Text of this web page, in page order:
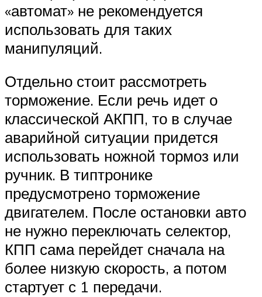
«автомат» не рекомендуется
использовать для таких
манипуляций.
Отдельно стоит рассмотреть
торможение. Если речь идет о
классической АКПП, то в случае
аварийной ситуации придется
использовать ножной тормоз или
ручник. В типтронике
предусмотрено торможение
двигателем. После остановки авто
не нужно переключать селектор,
КПП сама перейдет сначала на
более низкую скорость, а потом
стартует с 1 передачи.